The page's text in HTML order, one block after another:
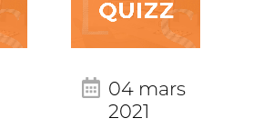
04 mars
2021